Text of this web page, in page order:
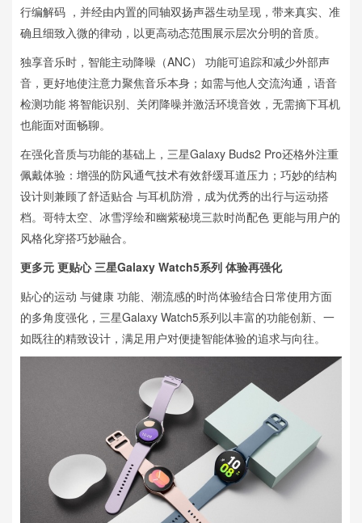
行编解码 ，并经由内置的同轴双扬声器生动呈现，带来真实、准
确且细致入微的律动，以更高动态范围展示层次分明的音质。
独享音乐时，智能主动降噪（ANC） 功能可追踪和减少外部声
音，更好地使注意力聚焦音乐本身；如需与他人交流沟通，语音
检测功能 将智能识别、关闭降噪并激活环境音效，无需摘下耳机
也能面对面畅聊。
在强化音质与功能的基础上，三星Galaxy Buds2 Pro还格外注重
佩戴体验：增强的防风通气技术有效舒缓耳道压力；巧妙的结构
设计则兼顾了舒适贴合 与耳机防滑，成为优秀的出行与运动搭
档。哥特太空、冰雪浮绘和幽紫秘境三款时尚配色 更能与用户的
风格化穿搭巧妙融合。
更多元 更贴心 三星Galaxy Watch5系列 体验再强化
贴心的运动 与健康 功能、潮流感的时尚体验结合日常使用方面
的多角度强化，三星Galaxy Watch5系列以丰富的功能创新、一
如既往的精致设计，满足用户对便捷智能体验的追求与向往。